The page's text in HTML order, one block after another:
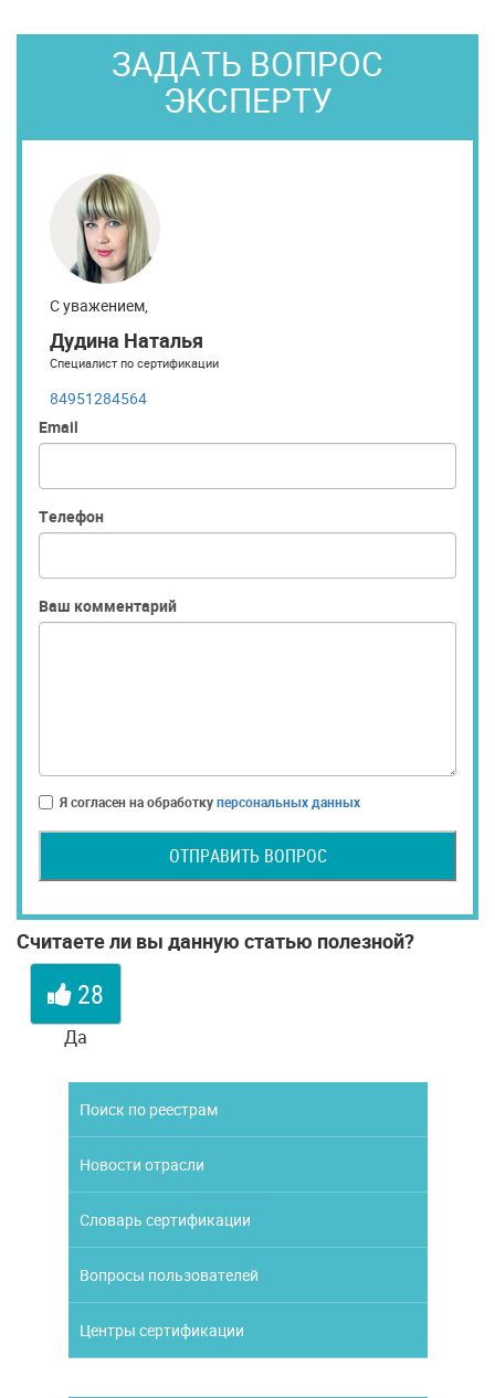
ЗАДАТЬ ВОПРОС
ЭКСПЕРТУ
С уважением,
Дудина Наталья
Специалист по сертификации
84951284564
Email
Телефон
Ваш комментарий
Я согласен на обработкуперсональных данных
ОТПРАВИТЬ ВОПРОС
Считаете ли вы данную статью полезной?
28
Да
Поиск по реестрам
Новости отрасли
Словарь сертификации
Вопросы пользователей
Центры сертификации